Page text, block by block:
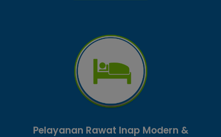
Klinik Kulit & Estetika Medis